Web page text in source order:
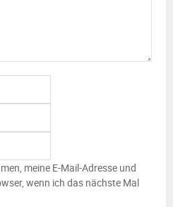
meine E-Mail-Adresse und
wenn ich das nächste Mal